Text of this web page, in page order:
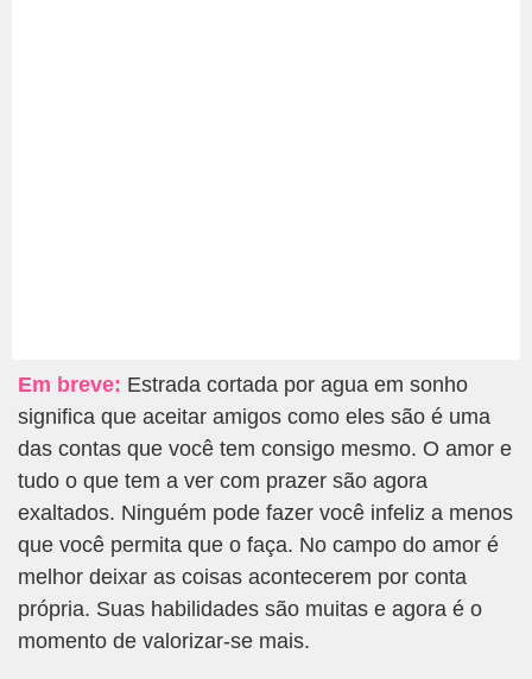
Em breve: Estrada cortada por agua em sonho
significa que aceitar amigos como eles são é uma
das contas que você tem consigo mesmo. O amor e
tudo o que tem a ver com prazer são agora
exaltados. Ninguém pode fazer você infeliz a menos
que você permita que o faça. No campo do amor é
melhor deixar as coisas acontecerem por conta
própria. Suas habilidades são muitas e agora é o
momento de valorizar-se mais.